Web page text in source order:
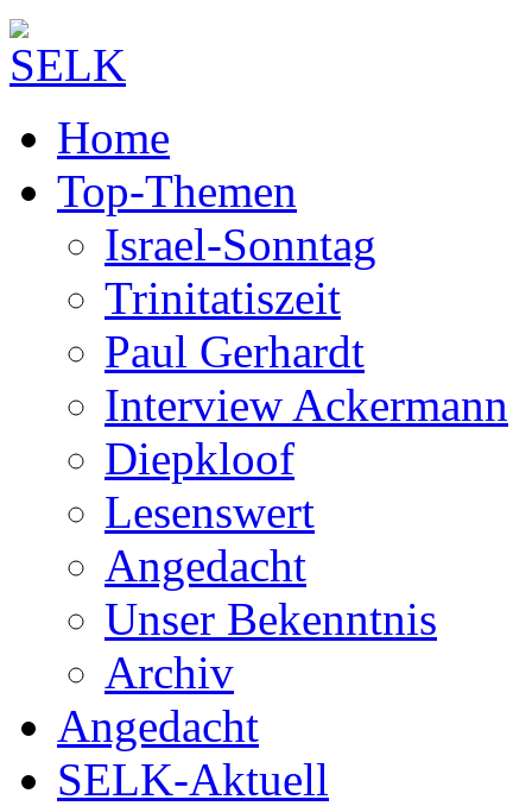
Home
Top-Themen
Israel-Sonntag
Trinitatiszeit
Paul Gerhardt
Interview Ackermann
Diepkloof
Lesenswert
Angedacht
Unser Bekenntnis
Archiv
Angedacht
SELK-Aktuell